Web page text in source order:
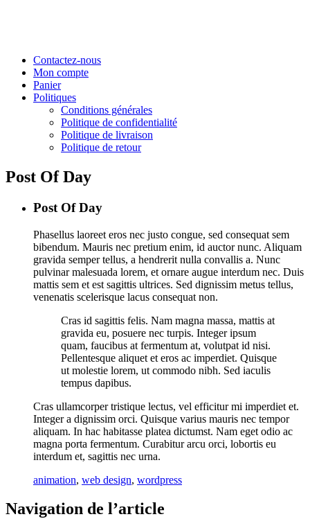
Contactez-nous
Mon compte
Panier
Politiques
Conditions générales
Politique de confidentialité
Politique de livraison
Politique de retour
Post Of Day
Post Of Day
Phasellus laoreet eros nec justo congue, sed consequat sem
bibendum. Mauris nec pretium enim, id auctor nunc. Aliquam
gravida semper tellus, a hendrerit nulla convallis a. Nunc
pulvinar malesuada lorem, et ornare augue interdum nec. Duis
mattis sem et est sagittis ultrices. Sed dignissim metus tellus,
venenatis scelerisque lacus consequat non.
Cras id sagittis felis. Nam magna massa, mattis at
gravida eu, posuere nec turpis. Integer ipsum
quam, faucibus at fermentum at, volutpat id nisi.
Pellentesque aliquet et eros ac imperdiet. Quisque
ut molestie lorem, ut commodo nibh. Sed iaculis
tempus dapibus.
Cras ullamcorper tristique lectus, vel efficitur mi imperdiet et.
Integer a dignissim orci. Quisque varius mauris nec tempor
aliquam. In hac habitasse platea dictumst. Nam eget odio ac
magna porta fermentum. Curabitur arcu orci, lobortis eu
interdum et, sagittis nec urna.
animation, web design, wordpress
Navigation de l’article